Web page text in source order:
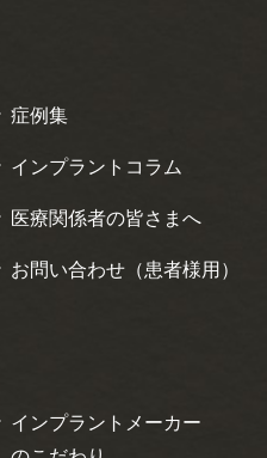
症例集
インプラントコラム
医療関係者の皆さまへ
お問い合わせ（患者様用）
インプラントメーカー